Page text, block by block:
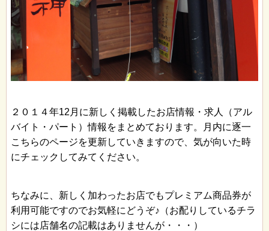
２０１４年12月に新しく掲載したお店情報・求人（アル
バイト・パート）情報をまとめております。月内に逐一
こちらのページを更新していきますので、気が向いた時
にチェックしてみてください。
ちなみに、新しく加わったお店でもプレミアム商品券が
利用可能ですのでお気軽にどうぞ♪（お配りしているチラ
シには店舗名の記載はありませんが・・・）